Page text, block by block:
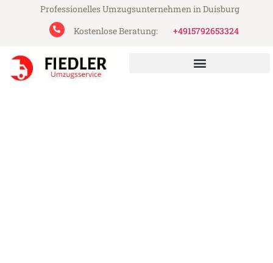
Professionelles Umzugsunternehmen in Duisburg
Kostenlose Beratung:
+4915792653324